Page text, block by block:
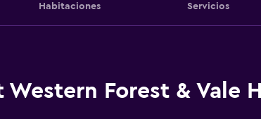
Habitaciones Servicios
Western Forest & Vale